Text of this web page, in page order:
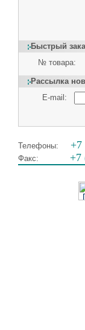
Быстрый
№ товара:
Рассылка
E-mail:
Телефоны: +7
Факс: +7